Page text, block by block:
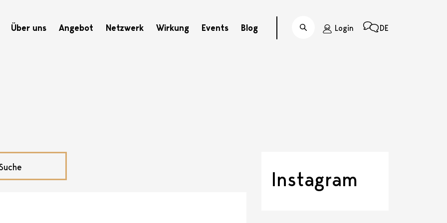
Hauptnavigation
Über uns Angebot Netzwerk Wirkung Events Blog Suche Login DE
Instagram